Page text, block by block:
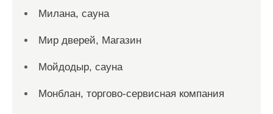
Милана, сауна
Мир дверей, Магазин
Мойдодыр, сауна
Монблан, торгово-сервисная компания